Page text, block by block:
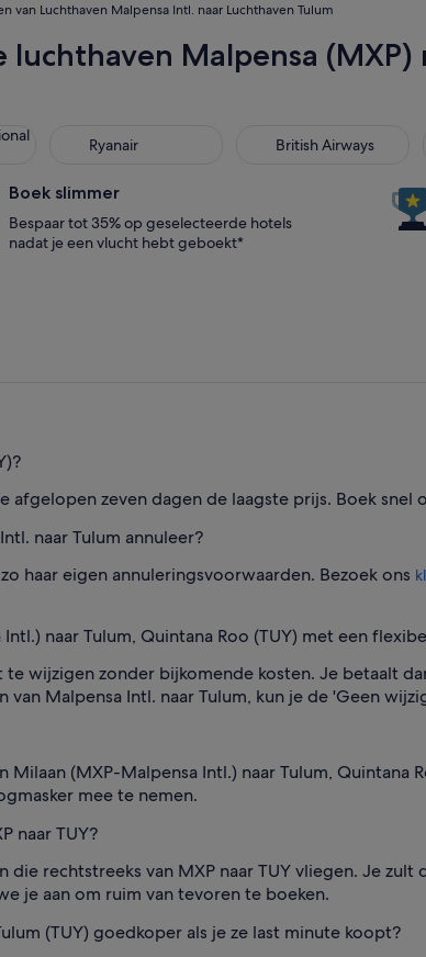
van Luchthaven Malpensa Intl. naar Luchthaven Tulum
Malpensa (MXP)
Air Lines Ryanair
Ryanair British Airways
British Airways
Boek slimmer
Bespaar tot 35% op geselecteerde hotels
nadat je een vlucht hebt geboekt*
afgelopen zeven dagen de laagste prijs. Boek
naar Tulum annuleer?
haar eigen annuleringsvoorwaarden. Bezoek ons
naar Tulum, Quintana Roo (TUY) met een
wijzigen zonder bijkomende kosten. Je betaalt
Malpensa Intl. naar Tulum, kun je de 'Geen
(MXP-Malpensa Intl.) naar Tulum, Quintana
mee te nemen.
naar TUY?
rechtstreeks van MXP naar TUY vliegen. Je
je aan om ruim van tevoren te boeken.
(TUY) goedkoper als je ze last minute koopt?